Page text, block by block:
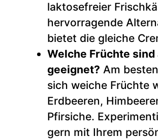
laktosefreier
hervorragende
bietet die gleiche
Welche Früchte sind
geeignet? Am
sich weiche Früchte
Erdbeeren,
Pfirsiche.
gern mit Ihrem